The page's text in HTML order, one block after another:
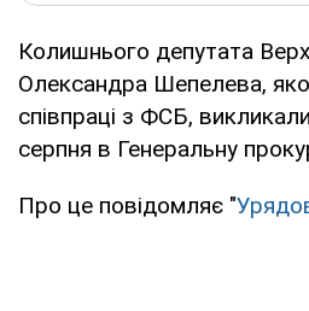
Колишнього депутата
Олександра Шепелева,
співпраці з ФСБ,
серпня в Генеральну
Про це повідомляє "